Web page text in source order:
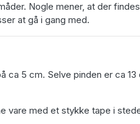
Nogle mener, at der
at gå i gang med.
ca 5 cm. Selve pinden er ca 13
vare med et stykke tape i